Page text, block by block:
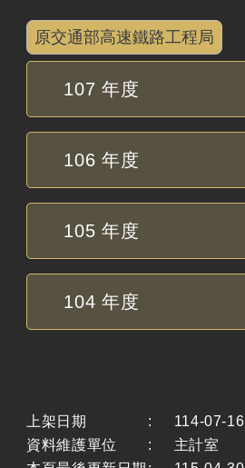
原交通部高速鐵路工程局
107 年度
106 年度
105 年度
104 年度
上架日期 :
114-07-16
資料維護單位
:
主計室